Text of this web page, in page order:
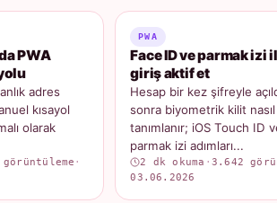
PWA
adres
kısayol
olarak
·
PWA
Face ID ve parmak izi
giriş aktif et
Hesap bir kez şifreyle
sonra biyometrik kilit nasıl
tanımlanır; iOS Touch ID
parmak izi adımları...
2 dk okuma · 3.642
03.06.2026